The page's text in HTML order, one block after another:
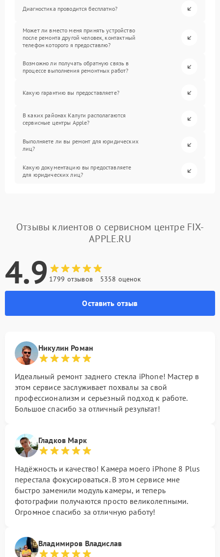
Диагностика проводится бесплатно?
Может ли вместо меня принять устройство
после ремонта другой человек, контактный
телефон которого я предоставлю?
Возможно ли получать обратную связь в
процессе выполнения ремонтных работ?
Какую гарантию вы предоставляете?
В каких районах Калуги располагаются
сервисные центры Apple?
Выполняете ли вы ремонт для юридических
лиц?
Какую документацию вы предоставляете
для юридических лиц?
Отзывы клиентов о сервисном центре FIX-
APPLE.RU
4.9 1799 отзывов 5358 оценок
Оставить отзыв
Никулин Роман
Идеальный ремонт заднего стекла iPhone! Мастер в
этом сервисе заслуживает похвалы за свой
профессионализм и серьезный подход к работе.
Большое спасибо за отличный результат!
Гладков Марк
Надёжность и качество! Камера моего iPhone 8 Plus
перестала фокусироваться. В этом сервисе мне
быстро заменили модуль камеры, и теперь
фотографии получаются просто великолепными.
Огромное спасибо за отличную работу!
Владимиров Владислав